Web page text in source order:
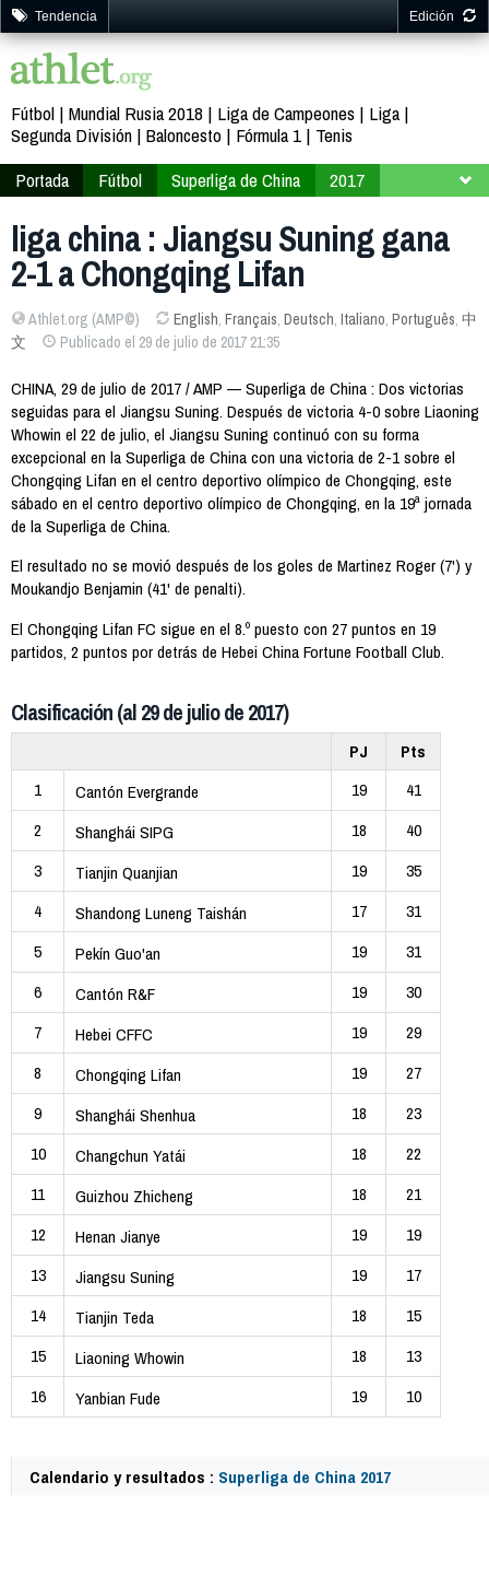
Tendencia Edición
Fútbol Mundial Rusia 2018 Liga de Campeones
Liga
Segunda División Baloncesto Fórmula 1
Tenis
Portada
Fútbol Superliga de China
2017
liga china : Jiangsu Suning gana
2-1 a Chongqing Lifan
Athlet.org (AMP©) English, Français, Deutsch, Italiano, Português, 中
文
Publicado el 29 de julio de 2017 21:35
CHINA, 29 de julio de 2017 / AMP — Superliga de China : Dos victorias
seguidas para el Jiangsu Suning. Después de victoria 4-0 sobre Liaoning
Whowin el 22 de julio, el Jiangsu Suning continuó con su forma
excepcional en la Superliga de China con una victoria de 2-1 sobre el
Chongqing Lifan en el centro deportivo olímpico de Chongqing, este
sábado en el centro deportivo olímpico de Chongqing, en la 19ª jornada
de la Superliga de China.
El resultado no se movió después de los goles de Martinez Roger (7') y
Moukandjo Benjamin (41' de penalti).
El Chongqing Lifan FC sigue en el 8.º puesto con 27 puntos en 19
partidos, 2 puntos por detrás de Hebei China Fortune Football Club.
Clasificación (al 29 de julio de 2017)
PJ
Pts
1
Cantón Evergrande 19
41
2
Shanghái SIPG 18
40
3
Tianjin Quanjian 19
35
4
Shandong Luneng Taishán 17
31
5
Pekín Guo'an 19
31
6
Cantón R&F 19
30
7
Hebei CFFC 19
29
8
Chongqing Lifan 19
27
9
Shanghái Shenhua 18
23
10
Changchun Yatái 18
22
11
Guizhou Zhicheng 18
21
12
Henan Jianye 19
19
13
Jiangsu Suning 19
17
14
Tianjin Teda 18
15
15
Liaoning Whowin 18
13
16
Yanbian Fude 19 10
Calendario y resultados : Superliga de China 2017